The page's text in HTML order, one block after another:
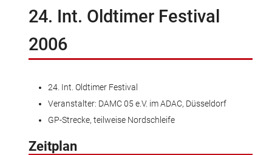
24. Int. Oldtimer Festival
2006
24. Int. Oldtimer Festival
Veranstalter: DAMC 05 e.V. im ADAC, Düsseldorf
GP-Strecke, teilweise Nordschleife
Zeitplan